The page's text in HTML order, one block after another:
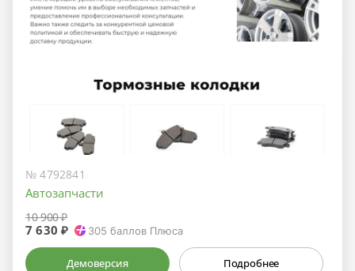
№ 4792841
Автозапчасти
10 900 ₽
7 630 ₽ 305 баллов Плюса
Демоверсия Подробнее